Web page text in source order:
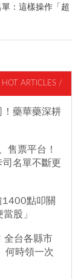
：這樣操作「超
ARTICLES /
藥華藥深耕
售票平台！
名單不斷更
1400點叩關
股」
全台各縣市
何時領一次